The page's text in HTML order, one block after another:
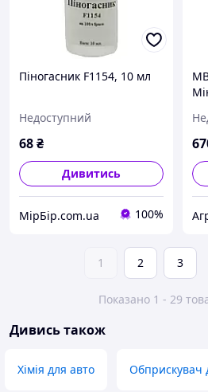
Піногасник F1154, 10 мл
Недоступний
68₴
Дивитись
МірБір.com.ua 100%
1 2 3
Показано 1 - 29
Дивись також
Хімія для авто Обприскувач